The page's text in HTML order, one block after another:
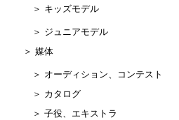
＞ キッズモデル
＞ ジュニアモデル
＞ 媒体
＞ オーディション、コンテスト
＞ カタログ
＞ 子役、エキストラ